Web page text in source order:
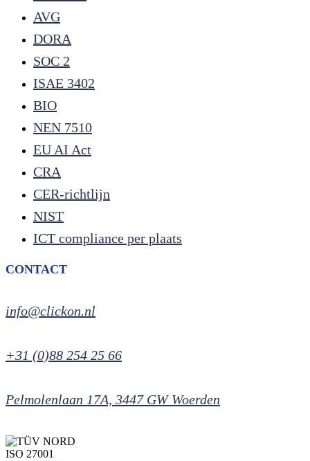
AVG
DORA
SOC 2
ISAE 3402
BIO
NEN 7510
EU AI Act
CRA
CER-richtlijn
NIST
ICT compliance per plaats
CONTACT
info@clickon.nl
+31 (0)88 254 25 66
Pelmolenlaan 17A, 3447 GW Woerden